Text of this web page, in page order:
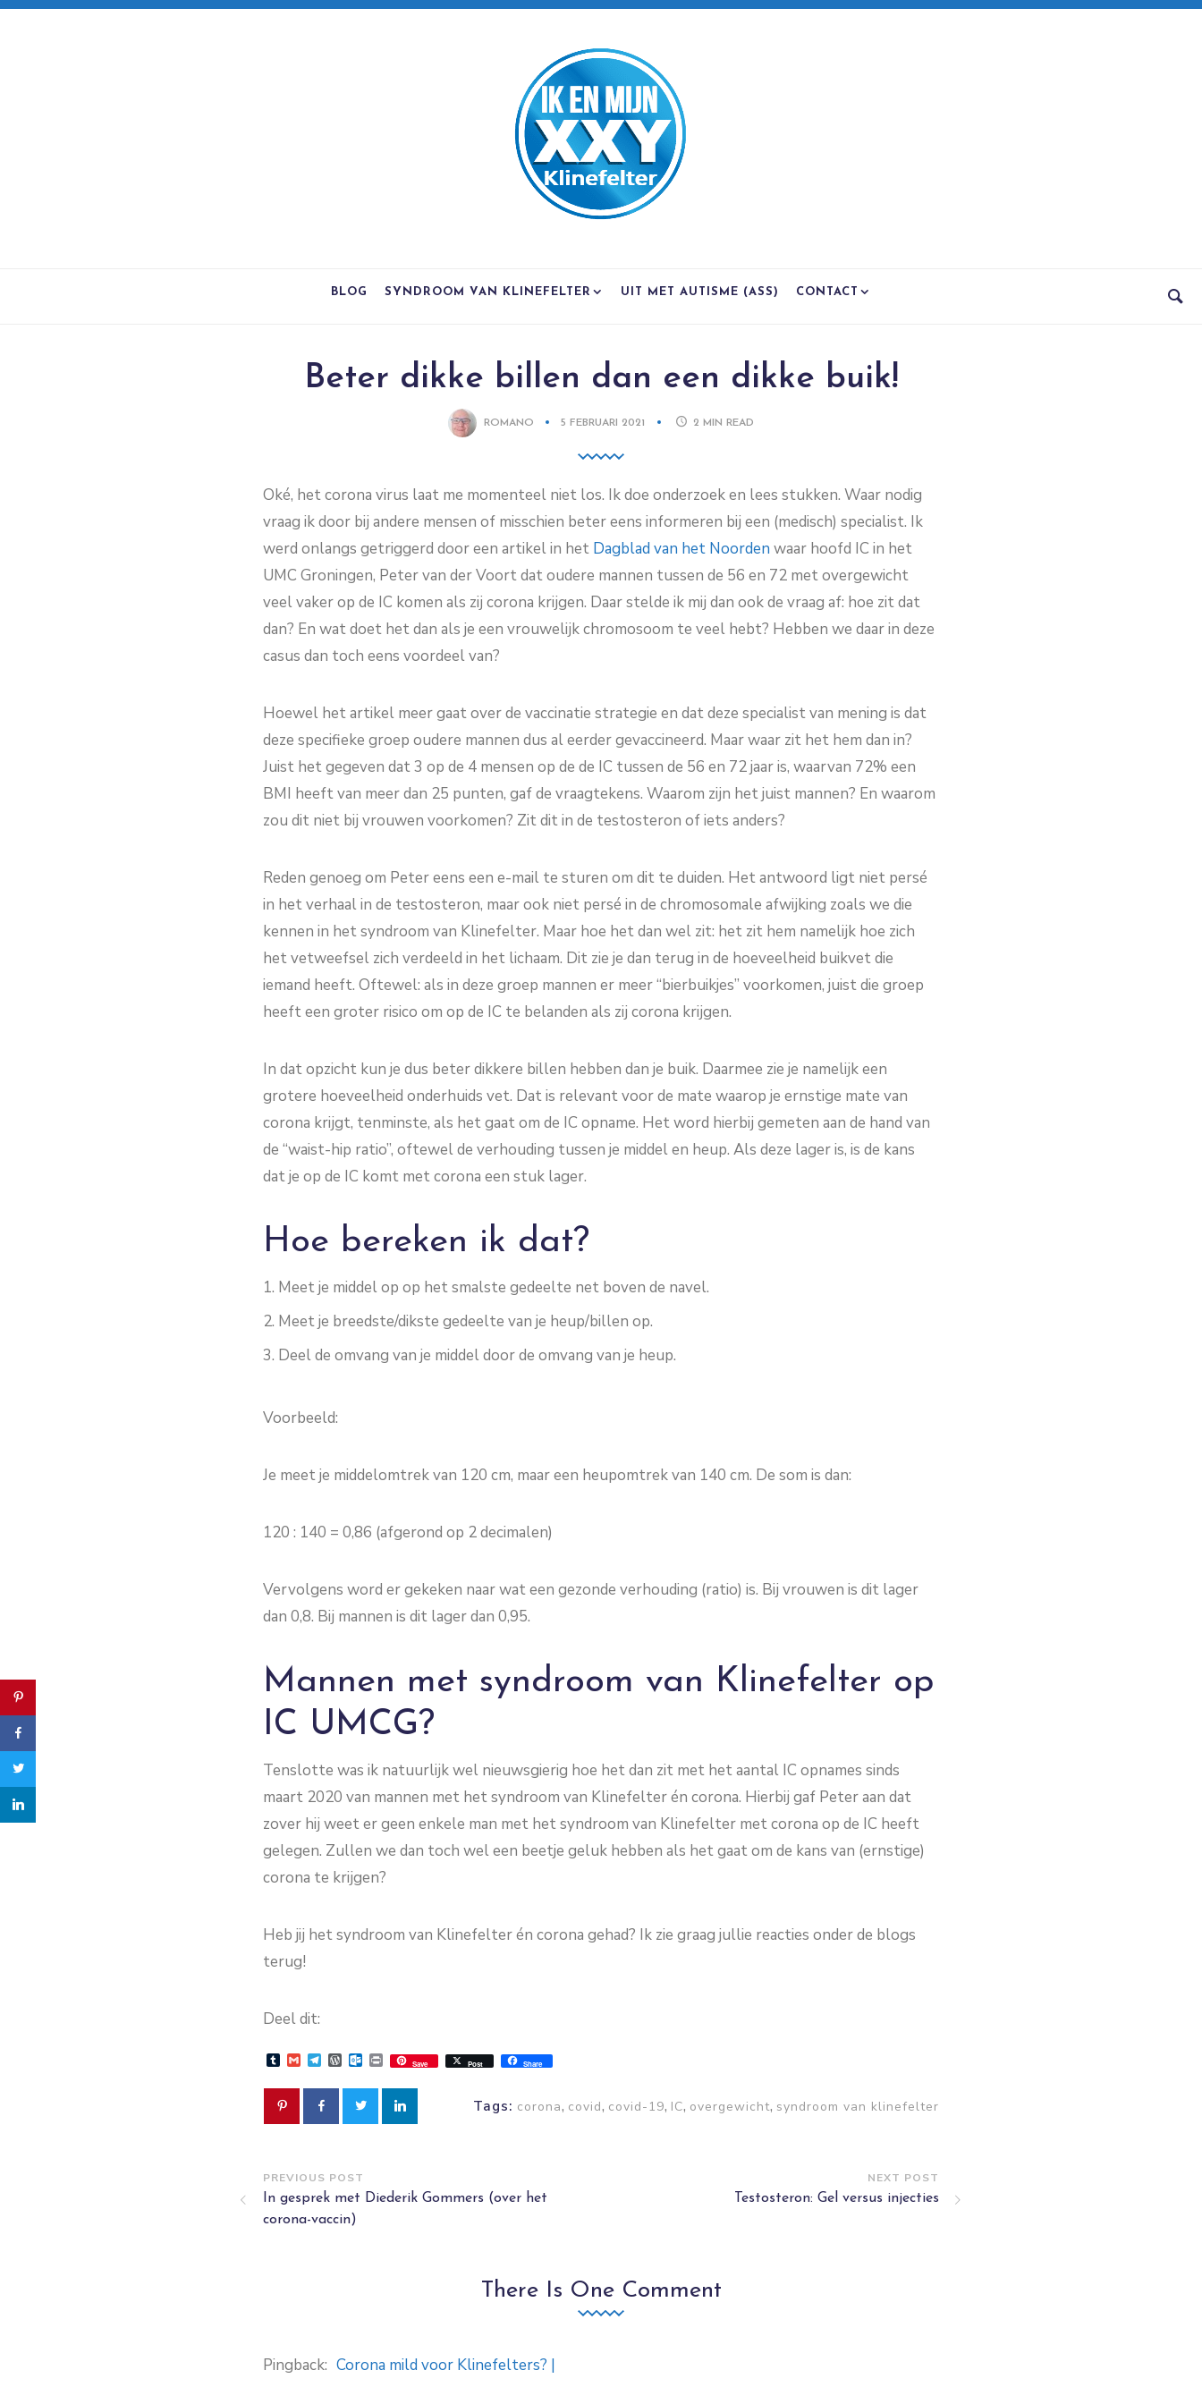
BLOG SYNDROOM VAN KLINEFELTER UIT MET AUTISME (ASS) CONTACT
Beter dikke billen dan een dikke buik!
ROMANO 5 FEBRUARI 2021 2 MIN READ
Oké, het corona virus laat me momenteel niet los. Ik doe onderzoek en lees stukken. Waar nodig
vraag ik door bij andere mensen of misschien beter eens informeren bij een (medisch) specialist. Ik
werd onlangs getriggerd door een artikel in het Dagblad van het Noorden waar hoofd IC in het
UMC Groningen, Peter van der Voort dat oudere mannen tussen de 56 en 72 met overgewicht
veel vaker op de IC komen als zij corona krijgen. Daar stelde ik mij dan ook de vraag af: hoe zit dat
dan? En wat doet het dan als je een vrouwelijk chromosoom te veel hebt? Hebben we daar in deze
casus dan toch eens voordeel van?
Hoewel het artikel meer gaat over de vaccinatie strategie en dat deze specialist van mening is dat
deze specifieke groep oudere mannen dus al eerder gevaccineerd. Maar waar zit het hem dan in?
Juist het gegeven dat 3 op de 4 mensen op de de IC tussen de 56 en 72 jaar is, waarvan 72% een
BMI heeft van meer dan 25 punten, gaf de vraagtekens. Waarom zijn het juist mannen? En waarom
zou dit niet bij vrouwen voorkomen? Zit dit in de testosteron of iets anders?
Reden genoeg om Peter eens een e-mail te sturen om dit te duiden. Het antwoord ligt niet persé
in het verhaal in de testosteron, maar ook niet persé in de chromosomale afwijking zoals we die
kennen in het syndroom van Klinefelter. Maar hoe het dan wel zit: het zit hem namelijk hoe zich
het vetweefsel zich verdeeld in het lichaam. Dit zie je dan terug in de hoeveelheid buikvet die
iemand heeft. Oftewel: als in deze groep mannen er meer “bierbuikjes” voorkomen, juist die groep
heeft een groter risico om op de IC te belanden als zij corona krijgen.
In dat opzicht kun je dus beter dikkere billen hebben dan je buik. Daarmee zie je namelijk een
grotere hoeveelheid onderhuids vet. Dat is relevant voor de mate waarop je ernstige mate van
corona krijgt, tenminste, als het gaat om de IC opname. Het word hierbij gemeten aan de hand van
de “waist-hip ratio”, oftewel de verhouding tussen je middel en heup. Als deze lager is, is de kans
dat je op de IC komt met corona een stuk lager.
Hoe bereken ik dat?
Meet je middel op op het smalste gedeelte net boven de navel.
Meet je breedste/dikste gedeelte van je heup/billen op.
Deel de omvang van je middel door de omvang van je heup.
Voorbeeld:
Je meet je middelomtrek van 120 cm, maar een heupomtrek van 140 cm. De som is dan:
120 : 140 = 0,86 (afgerond op 2 decimalen)
Vervolgens word er gekeken naar wat een gezonde verhouding (ratio) is. Bij vrouwen is dit lager
dan 0,8. Bij mannen is dit lager dan 0,95.
Mannen met syndroom van Klinefelter op
IC UMCG?
Tenslotte was ik natuurlijk wel nieuwsgierig hoe het dan zit met het aantal IC opnames sinds
maart 2020 van mannen met het syndroom van Klinefelter én corona. Hierbij gaf Peter aan dat
zover hij weet er geen enkele man met het syndroom van Klinefelter met corona op de IC heeft
gelegen. Zullen we dan toch wel een beetje geluk hebben als het gaat om de kans van (ernstige)
corona te krijgen?
Heb jij het syndroom van Klinefelter én corona gehad? Ik zie graag jullie reacties onder de blogs
terug!
Deel dit:
TumblrGmailTelegram
WordPress
Outlook.com
PrintSave Post Share
Tags: corona, covid, covid-19, IC, overgewicht, syndroom van klinefelter
PREVIOUS POST
In gesprek met Diederik Gommers (over het
corona-vaccin)
NEXT POST
Testosteron: Gel versus injecties
There Is One Comment
Pingback: Corona mild voor Klinefelters? |